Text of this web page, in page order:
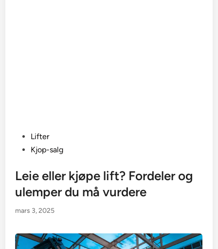
PostedLifter
Kjop-salg
Leie eller kjøpe lift? Fordeler og
ulemper du må vurdere
mars 3, 2025